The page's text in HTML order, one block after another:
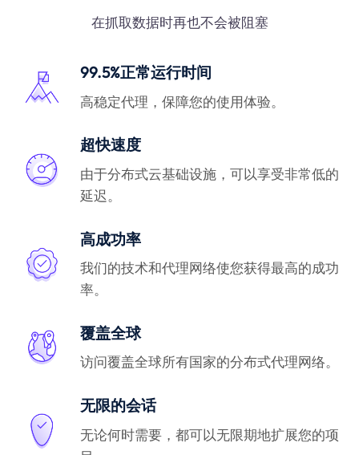
在抓取数据时再也不会被阻塞
99.5%正常运行时间
高稳定代理，保障您的使用体验。
超快速度
由于分布式云基础设施，可以享受非常低的
延迟。
高成功率
我们的技术和代理网络使您获得最高的成功
率。
覆盖全球
访问覆盖全球所有国家的分布式代理网络。
无限的会话
无论何时需要，都可以无限期地扩展您的项